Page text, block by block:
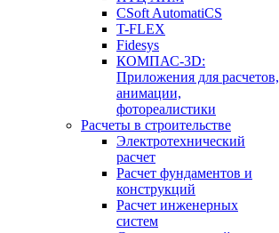
CSoft AutomatiCS
T-FLEX
Fidesys
КОМПАС-3D:
Приложения для расчетов,
анимации,
фотореалистики
Расчеты в строительстве
Электротехнический
расчет
Расчет фундаментов и
конструкций
Расчет инженерных
систем